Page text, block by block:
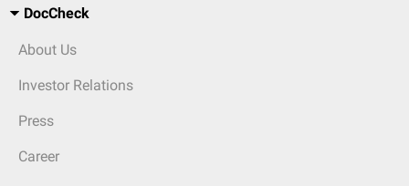
DocCheck
About Us
Investor Relations
Press
Career